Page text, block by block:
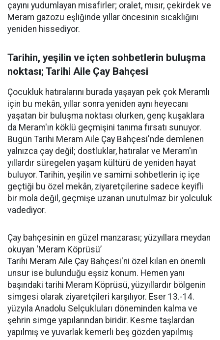
çayını yudumlayan misafirler; oralet, mısır, çekirdek ve
Meram gazozu eşliğinde yıllar öncesinin sıcaklığını
yeniden hissediyor.
Tarihin, yeşilin ve içten sohbetlerin buluşma
noktası; Tarihi Aile Çay Bahçesi
Çocukluk hatıralarını burada yaşayan pek çok Meramlı
için bu mekân, yıllar sonra yeniden aynı heyecanı
yaşatan bir buluşma noktası olurken, genç kuşaklara
da Meram'ın köklü geçmişini tanıma fırsatı sunuyor.
Bugün Tarihi Meram Aile Çay Bahçesi'nde demlenen
yalnızca çay değil; dostluklar, hatıralar ve Meram'ın
yıllardır süregelen yaşam kültürü de yeniden hayat
buluyor. Tarihin, yeşilin ve samimi sohbetlerin iç içe
geçtiği bu özel mekân, ziyaretçilerine sadece keyifli
bir mola değil, geçmişe uzanan unutulmaz bir yolculuk
vadediyor.
Çay bahçesinin en güzel manzarası; yüzyıllara meydan
okuyan ‘Meram Köprüsü’
Tarihi Meram Aile Çay Bahçesi'ni özel kılan en önemli
unsur ise bulunduğu eşsiz konum. Hemen yanı
başındaki tarihi Meram Köprüsü, yüzyıllardır bölgenin
simgesi olarak ziyaretçileri karşılıyor. Eser 13.-14.
yüzyıla Anadolu Selçukluları döneminden kalma ve
şehrin simge yapılarından biridir. Kesme taşlardan
yapılmış ve yuvarlak kemerli beş gözden yapılmış